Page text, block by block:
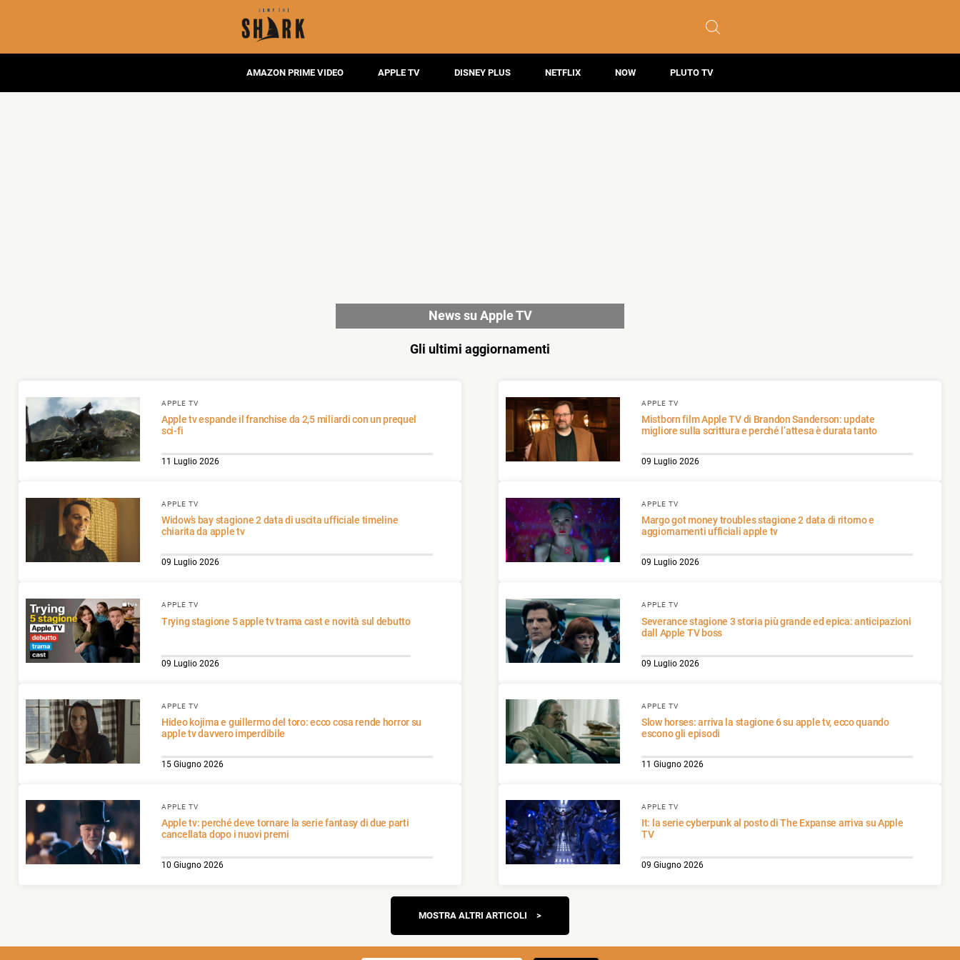
AMAZON PRIME VIDEO APPLE TV DISNEY PLUS NETFLIX NOW PLUTO TV
News su Apple TV
Gli ultimi aggiornamenti
APPLE TV
Apple tv espande il franchise da 2,5 miliardi con un prequel
sci-fi
11 Luglio 2026
APPLE TV
Mistborn film Apple TV di Brandon Sanderson: update
migliore sulla scrittura e perché l’attesa è durata tanto
09 Luglio 2026
APPLE TV
Widow’s bay stagione 2 data di uscita ufficiale timeline
chiarita da apple tv
09 Luglio 2026
APPLE TV
Margo got money troubles stagione 2 data di ritorno e
aggiornamenti ufficiali apple tv
09 Luglio 2026
APPLE TV
Trying stagione 5 apple tv trama cast e novità sul debutto
09 Luglio 2026
APPLE TV
Severance stagione 3 storia più grande ed epica: anticipazioni
dall‌ Apple TV boss
09 Luglio 2026
APPLE TV
Hideo kojima e guillermo del toro: ecco cosa rende horror su
apple tv davvero imperdibile
15 Giugno 2026
APPLE TV
Slow horses: arriva la stagione 6 su apple tv, ecco quando
escono gli episodi
11 Giugno 2026
APPLE TV
Apple tv: perché deve tornare la serie fantasy di due parti
cancellata dopo i nuovi premi
10 Giugno 2026
APPLE TV
It: la serie cyberpunk al posto di The Expanse arriva su Apple
TV
09 Giugno 2026
Navigazione
articoli
MOSTRA ALTRI ARTICOLI